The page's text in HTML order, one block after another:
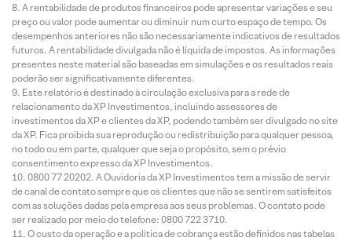
A rentabilidade de produtos financeiros pode apresentar variações e seu
preço ou valor pode aumentar ou diminuir num curto espaço de tempo. Os
desempenhos anteriores não são necessariamente indicativos de resultados
futuros. A rentabilidade divulgada não é líquida de impostos. As informações
presentes neste material são baseadas em simulações e os resultados reais
poderão ser significativamente diferentes.
Este relatório é destinado à circulação exclusiva para a rede de
relacionamento da XP Investimentos, incluindo assessores de
investimentos da XP e clientes da XP, podendo também ser divulgado no site
da XP. Fica proibida sua reprodução ou redistribuição para qualquer pessoa,
no todo ou em parte, qualquer que seja o propósito, sem o prévio
consentimento expresso da XP Investimentos.
0800 77 20202. A Ouvidoria da XP Investimentos tem a missão de servir
de canal de contato sempre que os clientes que não se sentirem satisfeitos
com as soluções dadas pela empresa aos seus problemas. O contato pode
ser realizado por meio do telefone: 0800 722 3710.
O custo da operação e a política de cobrança estão definidos nas tabelas